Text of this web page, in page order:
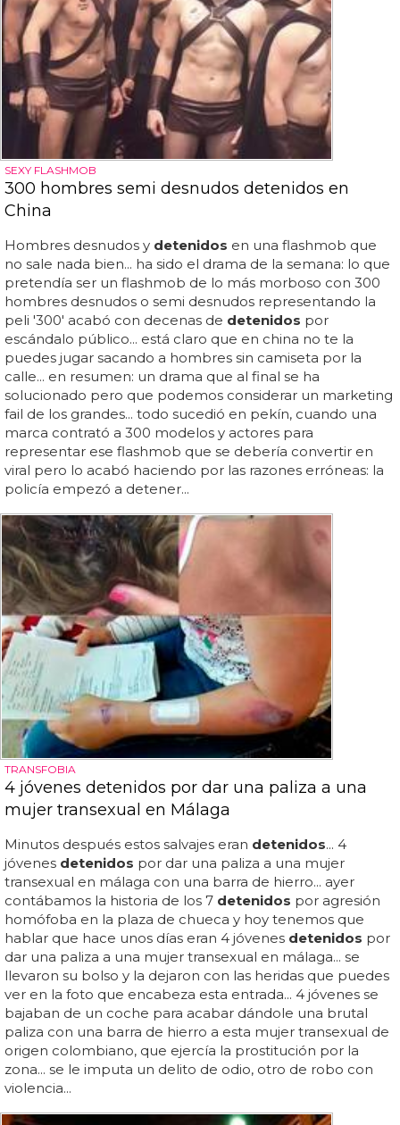
SEXY FLASHMOB
300 hombres semi desnudos detenidos en
China
Hombres desnudos y detenidos en una flashmob que
no sale nada bien... ha sido el drama de la semana: lo que
pretendía ser un flashmob de lo más morboso con 300
hombres desnudos o semi desnudos representando la
peli '300' acabó con decenas de detenidos por
escándalo público... está claro que en china no te la
puedes jugar sacando a hombres sin camiseta por la
calle... en resumen: un drama que al final se ha
solucionado pero que podemos considerar un marketing
fail de los grandes... todo sucedió en pekín, cuando una
marca contrató a 300 modelos y actores para
representar ese flashmob que se debería convertir en
viral pero lo acabó haciendo por las razones erróneas: la
policía empezó a detener...
TRANSFOBIA
4 jóvenes detenidos por dar una paliza a una
mujer transexual en Málaga
Minutos después estos salvajes eran detenidos... 4
jóvenes detenidos por dar una paliza a una mujer
transexual en málaga con una barra de hierro... ayer
contábamos la historia de los 7 detenidos por agresión
homófoba en la plaza de chueca y hoy tenemos que
hablar que hace unos días eran 4 jóvenes detenidos por
dar una paliza a una mujer transexual en málaga... se
llevaron su bolso y la dejaron con las heridas que puedes
ver en la foto que encabeza esta entrada... 4 jóvenes se
bajaban de un coche para acabar dándole una brutal
paliza con una barra de hierro a esta mujer transexual de
origen colombiano, que ejercía la prostitución por la
zona... se le imputa un delito de odio, otro de robo con
violencia...